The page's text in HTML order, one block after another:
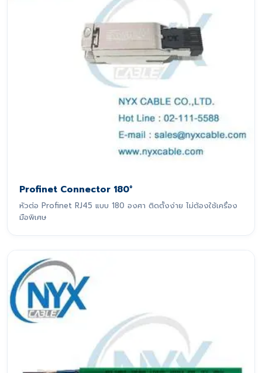
Profinet Connector 180°
หัวต่อ Profinet RJ45 แบบ 180 องศา ติดตั้งง่าย ไม่ต้องใช้เครื่อง
มือพิเศษ